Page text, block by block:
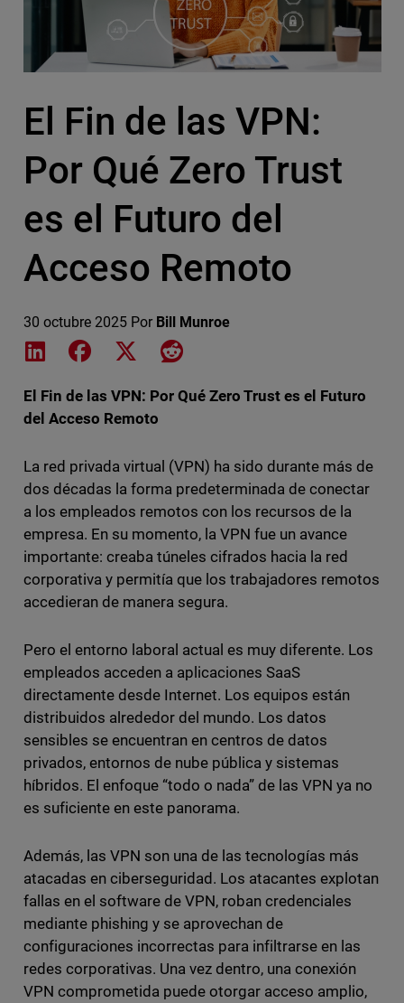
El Fin de las VPN:
Por Qué Zero Trust
es el Futuro del
Acceso Remoto
30 octubre 2025 Por Bill Munroe
Share on LinkedIn
Share on Facebook
Share on XShare on Reddit
El Fin de las VPN: Por Qué Zero Trust es el Futuro
del Acceso Remoto
La red privada virtual (VPN) ha sido durante más de
dos décadas la forma predeterminada de conectar
a los empleados remotos con los recursos de la
empresa. En su momento, la VPN fue un avance
importante: creaba túneles cifrados hacia la red
corporativa y permitía que los trabajadores remotos
accedieran de manera segura.
Pero el entorno laboral actual es muy diferente. Los
empleados acceden a aplicaciones SaaS
directamente desde Internet. Los equipos están
distribuidos alrededor del mundo. Los datos
sensibles se encuentran en centros de datos
privados, entornos de nube pública y sistemas
híbridos. El enfoque “todo o nada” de las VPN ya no
es suficiente en este panorama.
Además, las VPN son una de las tecnologías más
atacadas en ciberseguridad. Los atacantes explotan
fallas en el software de VPN, roban credenciales
mediante phishing y se aprovechan de
configuraciones incorrectas para infiltrarse en las
redes corporativas. Una vez dentro, una conexión
VPN comprometida puede otorgar acceso amplio,